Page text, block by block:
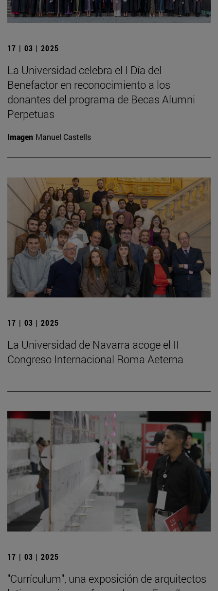
17 | 03 | 2025
La Universidad celebra el I Día del
Benefactor en reconocimiento a los
donantes del programa de Becas Alumni
Perpetuas
Imagen Manuel Castells
17 | 03 | 2025
La Universidad de Navarra acoge el II
Congreso Internacional Roma Aeterna
17 | 03 | 2025
"Currículum", una exposición de arquitectos